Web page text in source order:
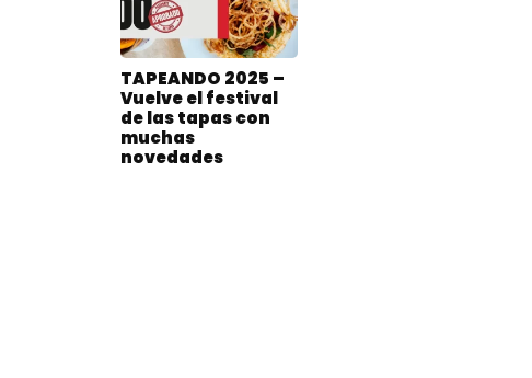
TAPEANDO 2025 –
Vuelve el festival
de las tapas con
muchas
novedades